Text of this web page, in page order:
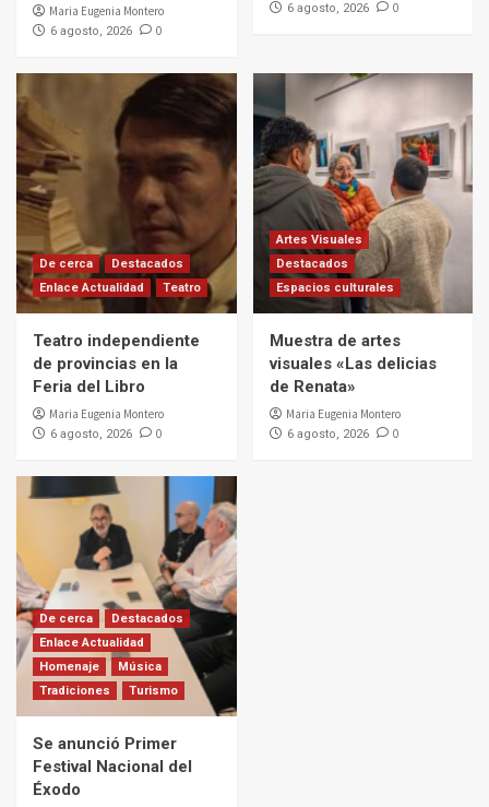
Maria Eugenia Montero
6 agosto, 2026 0
6 agosto, 2026 0
De cerca
Destacados
Enlace Actualidad
Teatro
Teatro independiente
de provincias en la
Feria del Libro
Maria Eugenia Montero
6 agosto, 2026 0
Artes Visuales
Destacados
Espacios culturales
Muestra de artes
visuales «Las delicias
de Renata»
Maria Eugenia Montero
6 agosto, 2026 0
De cerca
Destacados
Enlace Actualidad
Homenaje
Música
Tradiciones
Turismo
Se anunció Primer
Festival Nacional del
Éxodo